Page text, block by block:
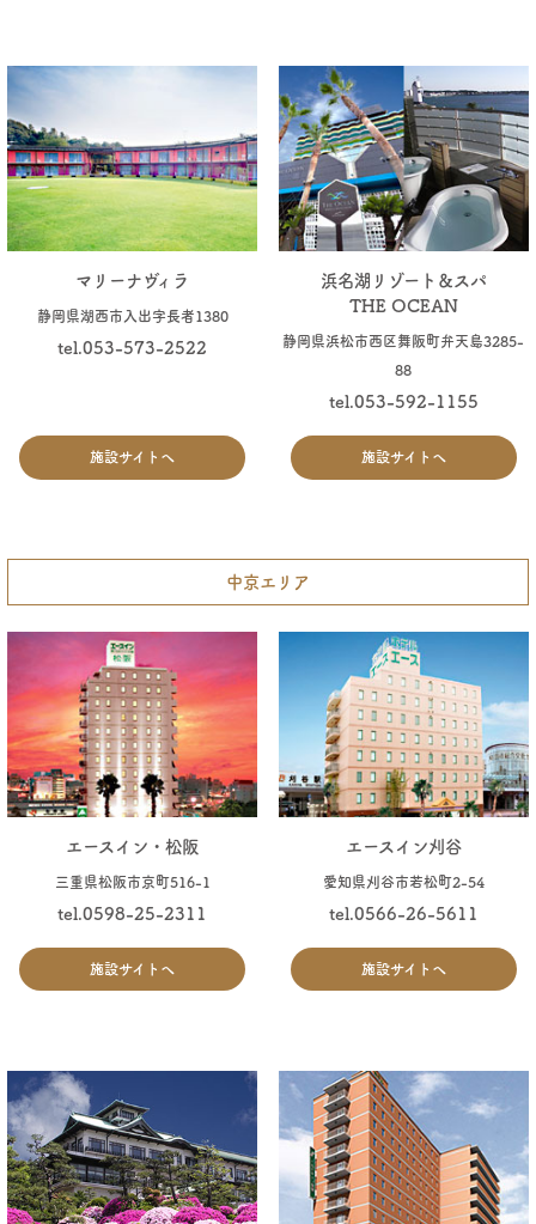
マリーナヴィラ
静岡県湖西市入出字長者1380
tel.053-573-2522
施設サイトへ
浜名湖リゾート＆スパ
THE OCEAN
静岡県浜松市西区舞阪町弁天島3285-
88
tel.053-592-1155
施設サイトへ
中京エリア
エースイン・松阪
三重県松阪市京町516-1
tel.0598-25-2311
施設サイトへ
エースイン刈谷
愛知県刈谷市若松町2-54
tel.0566-26-5611
施設サイトへ